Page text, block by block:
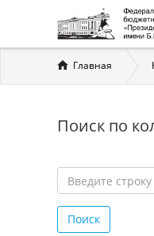
Вы
здесь
Главная
Поиск по
строку
Поиск